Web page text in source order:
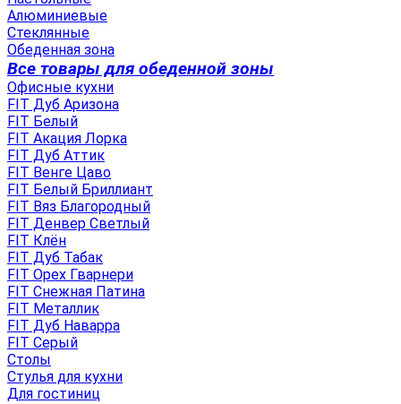
Алюминиевые
Стеклянные
Обеденная зона
Все товары для обеденной зоны
Офисные кухни
FIT Дуб Аризона
FIT Белый
FIT Акация Лорка
FIT Дуб Аттик
FIT Венге Цаво
FIT Белый Бриллиант
FIT Вяз Благородный
FIT Денвер Светлый
FIT Клён
FIT Дуб Табак
FIT Орех Гварнери
FIT Снежная Патина
FIT Металлик
FIT Дуб Наварра
FIT Серый
Столы
Стулья для кухни
Для гостиниц